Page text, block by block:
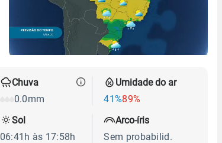
Chuva
0.0mm
Umidade do ar
41%89%
Sol
06:41h às 17:58h
Arco-íris
Sem probabilid.